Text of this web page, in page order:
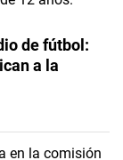
de fútbol:
a la